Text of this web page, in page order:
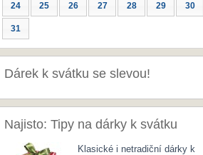
24 25 26 27 28 29 30
31
Dárek k svátku se slevou!
Najisto: Tipy na dárky k svátku
Klasické i netradiční dárky k